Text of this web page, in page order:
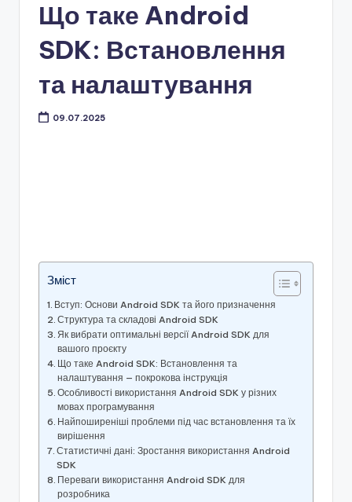
Що таке Android
SDK: Встановлення
та налаштування
09.07.2025
Зміст
Вступ: Основи Android SDK та його призначення
Структура та складові Android SDK
Як вибрати оптимальні версії Android SDK для
вашого проєкту
Що таке Android SDK: Встановлення та
налаштування — покрокова інструкція
Особливості використання Android SDK у різних
мовах програмування
Найпоширеніші проблеми під час встановлення та їх
вирішення
Статистичні дані: Зростання використання Android
SDK
Переваги використання Android SDK для
розробника